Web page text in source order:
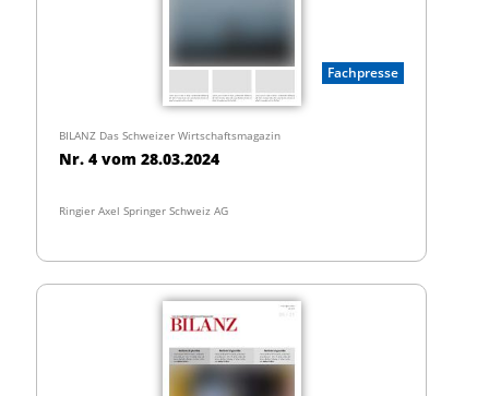
Fachpresse
BILANZ Das Schweizer Wirtschaftsmagazin
Nr. 4 vom 28.03.2024
Ringier Axel Springer Schweiz AG